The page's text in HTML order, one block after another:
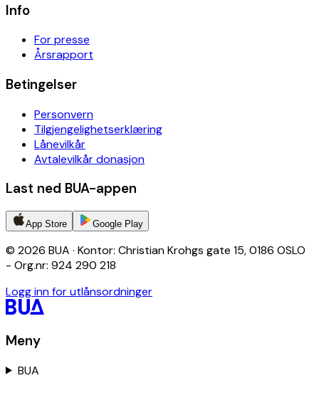
Info
For presse
Årsrapport
Betingelser
Personvern
Tilgjengelighetserklæring
Lånevilkår
Avtalevilkår donasjon
Last ned BUA-appen
App Store Google Play
© 2026 BUA · Kontor: Christian Krohgs gate 15, 0186 OSLO
- Org.nr: 924 290 218
Logg inn for utlånsordninger
Meny
BUA